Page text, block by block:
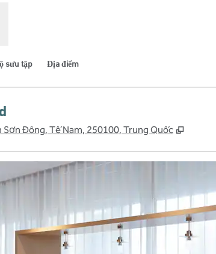
sưu tập Địa điểm
Sơn Đông, Tế Nam, 250100, Trung Quốc ,